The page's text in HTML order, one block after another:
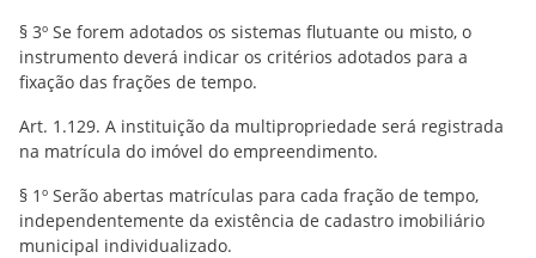
§ 3º Se forem adotados os sistemas flutuante ou misto, o
instrumento deverá indicar os critérios adotados para a
fixação das frações de tempo.
Art. 1.129. A instituição da multipropriedade será registrada
na matrícula do imóvel do empreendimento.
§ 1º Serão abertas matrículas para cada fração de tempo,
independentemente da existência de cadastro imobiliário
municipal individualizado.